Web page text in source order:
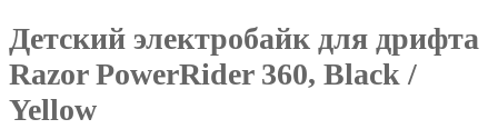
Детский электробайк для дрифта
Razor PowerRider 360, Black /
Yellow